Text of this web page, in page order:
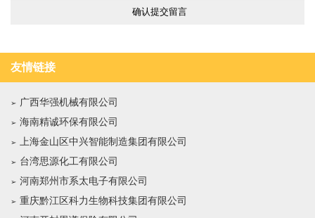
友情链接
广西华强机械有限公司
海南精诚环保有限公司
上海金山区中兴智能制造集团有限公司
台湾思源化工有限公司
河南郑州市系太电子有限公司
重庆黔江区科力生物科技集团有限公司